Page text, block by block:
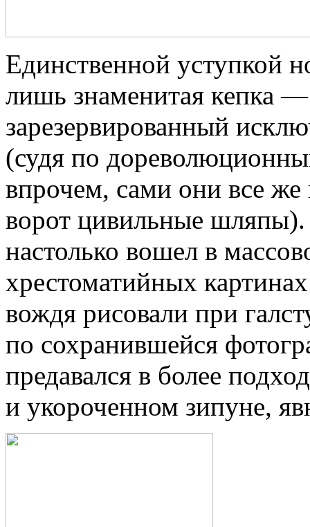
Единственной уступкой
лишь знаменитая кепка
зарезервированный
(судя по
впрочем, сами они все же
ворот цивильные
настолько вошел в
хрестоматийных
вождя рисовали при
по сохранившейся
предавался в более
и укороченном зипуне,